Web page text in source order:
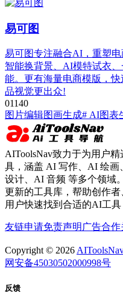
易可图
易可图专注融合AI，重塑
智能换背景、AI模特试衣
能。更有海量电商模版，
品视觉更出众!
01140
图片编辑图画生成# AI图表
AIToolsNav致力于为用户
具，涵盖 AI 写作、AI 绘
设计、AI 音频 等多个领域
更新的工具库，帮助创作
用户快速找到合适的AI工具
友链申请免责声明 广告合作
Copyright © 2026
网安备45030502000998号
反馈